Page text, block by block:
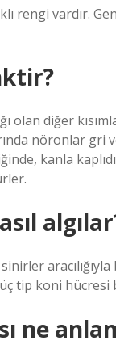
rengi vardır.
diğer
nöronlar
kanla
tip koni hücresi
ne